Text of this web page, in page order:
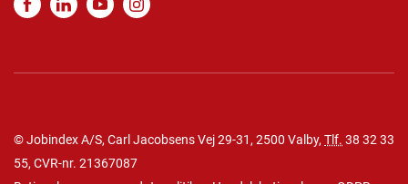
© Jobindex A/S, Carl Jacobsens Vej 29-31, 2500 Valby, Tlf. 38 32 33
55, CVR-nr. 21367087